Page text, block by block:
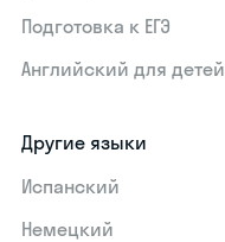
Подготовка к ЕГЭ
Английский для детей
Другие языки
Испанский
Немецкий